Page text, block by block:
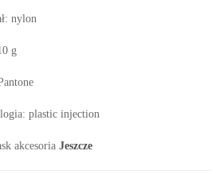
nylon
g
plastic injection
akcesoria Jeszcze